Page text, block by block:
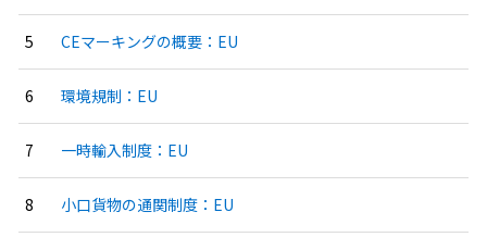
CEマーキングの概要：EU
環境規制：EU
一時輸入制度：EU
小口貨物の通関制度：EU